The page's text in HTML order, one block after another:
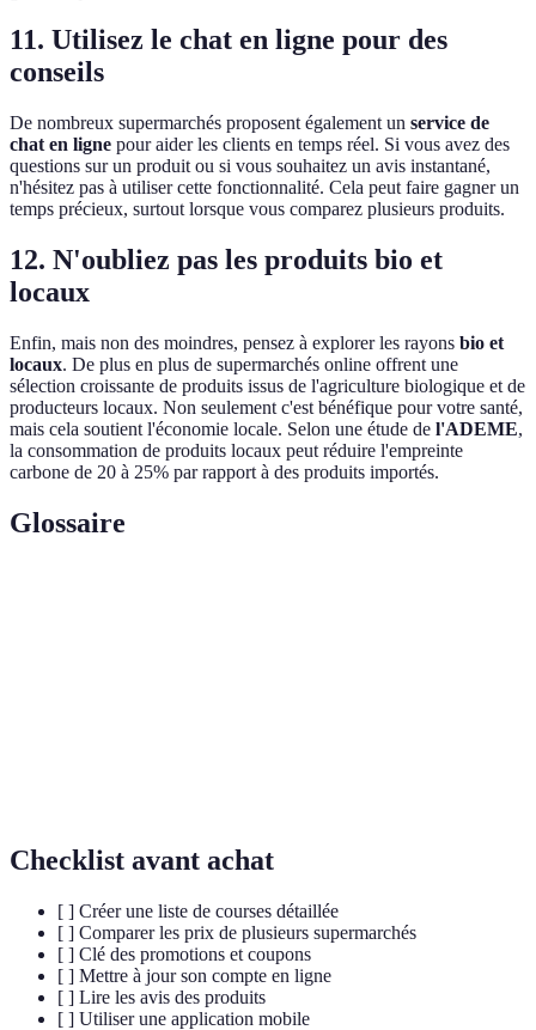
11. Utilisez le chat en ligne pour des
conseils
De nombreux supermarchés proposent également un service de
chat en ligne pour aider les clients en temps réel. Si vous avez des
questions sur un produit ou si vous souhaitez un avis instantané,
n'hésitez pas à utiliser cette fonctionnalité. Cela peut faire gagner un
temps précieux, surtout lorsque vous comparez plusieurs produits.
12. N'oubliez pas les produits bio et
locaux
Enfin, mais non des moindres, pensez à explorer les rayons bio et
locaux. De plus en plus de supermarchés online offrent une
sélection croissante de produits issus de l'agriculture biologique et de
producteurs locaux. Non seulement c'est bénéfique pour votre santé,
mais cela soutient l'économie locale. Selon une étude de l'ADEME,
la consommation de produits locaux peut réduire l'empreinte
carbone de 20 à 25% par rapport à des produits importés.
Glossaire
Checklist avant achat
[ ] Créer une liste de courses détaillée
[ ] Comparer les prix de plusieurs supermarchés
[ ] Clé des promotions et coupons
[ ] Mettre à jour son compte en ligne
[ ] Lire les avis des produits
[ ] Utiliser une application mobile